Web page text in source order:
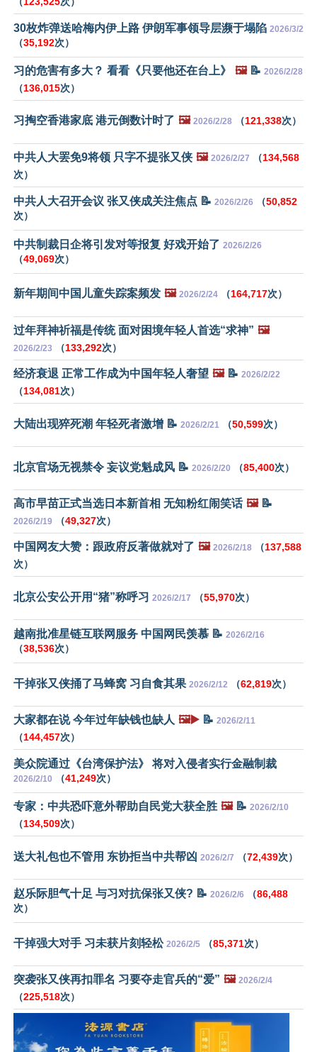
30枚炸弹送哈梅内伊上路 伊朗军事领导层濒于塌陷 2026/3/2
（35,192次）
习的危害有多大？ 看看《只要他还在台上》 🖼️📝 2026/2/28
（136,015次）
习掏空香港家底 港元倒数计时了 🖼️ 2026/2/28 （121,338次）
中共人大罢免9将领 只字不提张又侠 🖼️ 2026/2/27 （134,568
次）
中共人大召开会议 张又侠成关注焦点 📝 2026/2/26 （50,852
次）
中共制裁日企将引发对等报复 好戏开始了 2026/2/26
（49,069次）
新年期间中国儿童失踪案频发 🖼️ 2026/2/24 （164,717次）
过年拜神祈福是传统 面对困境年轻人首选“求神” 🖼️
2026/2/23 （133,292次）
经济衰退 正常工作成为中国年轻人奢望 🖼️📝 2026/2/22
（134,081次）
大陆出现猝死潮 年轻死者激增 📝 2026/2/21 （50,599次）
北京官场无视禁令 妄议党魁成风 📝 2026/2/20 （85,400次）
高市早苗正式当选日本新首相 无知粉红闹笑话 🖼️📝
2026/2/19 （49,327次）
中国网友大赞：跟政府反著做就对了 🖼️ 2026/2/18 （137,588
次）
北京公安公开用“猪”称呼习 2026/2/17 （55,970次）
越南批准星链互联网服务 中国网民羡慕 📝 2026/2/16
（38,536次）
干掉张又侠捅了马蜂窝 习自食其果 2026/2/12 （62,819次）
大家都在说 今年过年缺钱也缺人 🖼️▶️ 📝 2026/2/11
（144,457次）
美众院通过《台湾保护法》 将对入侵者实行金融制裁
2026/2/10 （41,249次）
专家：中共恐吓意外帮助自民党大获全胜 🖼️📝 2026/2/10
（134,509次）
送大礼包也不管用 东协拒当中共帮凶 2026/2/7 （72,439次）
赵乐际胆气十足 与习对抗保张又侠? 📝 2026/2/6 （86,488
次）
干掉强大对手 习未获片刻轻松 2026/2/5 （85,371次）
突袭张又侠再扣罪名 习要夺走官兵的“爱” 🖼️ 2026/2/4
（225,518次）